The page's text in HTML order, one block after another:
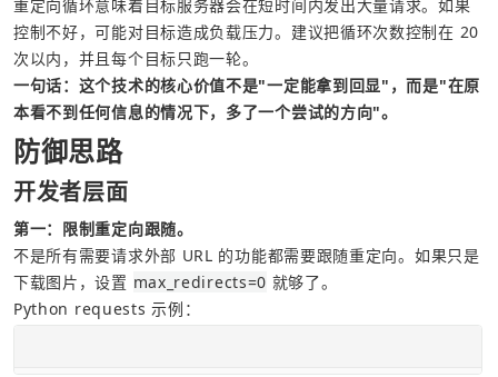
重定向循环意味着目标服务器会在短时间内发出大量请求。如果
控制不好，可能对目标造成负载压力。建议把循环次数控制在 20
次以内，并且每个目标只跑一轮。
一句话：这个技术的核心价值不是"一定能拿到回显"，而是"在原
本看不到任何信息的情况下，多了一个尝试的方向"。
防御思路
开发者层面
第一：限制重定向跟随。
不是所有需要请求外部 URL 的功能都需要跟随重定向。如果只是
下载图片，设置 max_redirects=0 就够了。
Python requests 示例：